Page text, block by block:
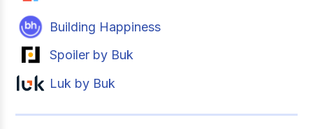
Building Happiness
Spoiler by Buk
Luk by Buk